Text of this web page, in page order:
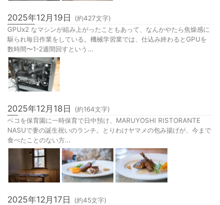
2025年12月19日 (約427文字)
GPUx2 なマシンが組み上がったこともあって、なんかやたら焦燥感に
駆られ毎日作業をしている。機械学習業では、仕込み終わるとGPUを
数時間〜1-2週間回すという...
2025年12月18日 (約164文字)
ベコを保育園に一時保育で日中預け、MARUYOSHI RISTORANTE
NASUで妻の誕生祝いのランチ。とりわけヤマメの包み揚げが、今まで
食べたことのない方...
2025年12月17日 (約45文字)